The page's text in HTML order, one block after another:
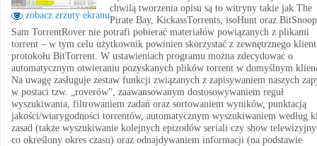
zobacz zrzuty ekranu
chwilą tworzenia opisu są to witryny takie jak The
Pirate Bay, KickassTorrents, isoHunt oraz
Sam TorrentRover nie potrafi pobierać materiałów powiązanych z plikami
torrent – w tym celu użytkownik powinien skorzystać z zewnętrznego
protokołu BitTorrent. W ustawieniach programu można zdecydować o
automatycznym otwieraniu pozyskanych plików torrent w domyślnym
Na uwagę zasługuje zestaw funkcji związanych z zapisywaniem naszych
w postaci tzw. „roverów”, zaawansowanym dostosowywaniem reguł
wyszukiwania, filtrowaniem zadań oraz sortowaniem wyników, punktacją
jakości/wiarygodności torrentów, automatycznym wyszukiwaniem według
zasad (także wyszukiwanie kolejnych epizodów seriali czy show
co określony okres czasu) oraz odnajdywaniem informacji (na podstawie